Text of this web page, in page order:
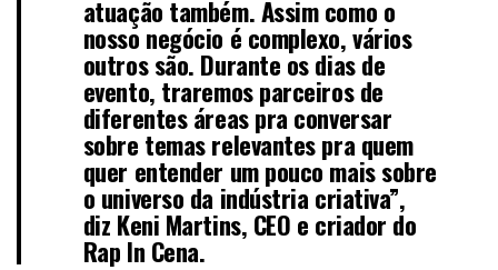
atuação também. Assim como o
nosso negócio é complexo, vários
outros são. Durante os dias de
evento, traremos parceiros de
diferentes áreas pra conversar
sobre temas relevantes pra quem
quer entender um pouco mais sobre
o universo da indústria criativa”,
diz Keni Martins, CEO e criador do
Rap In Cena.